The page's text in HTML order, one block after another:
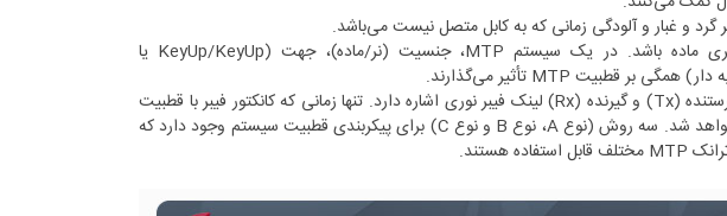
گرد و غبار و آلودگی زمانی که به کابل متصل نیست می‌باشد.
برای اتصال دو کانکتورMTP، یک کانکتور باید نر و دیگری ماده باشد. در یک سیستم MTP، جنسیت (نر/ماده)، جهت (KeyUp/KeyUp یا
قطبیت (Pinout) در ارتباطات فیبر نوری به همخوانی بین فرستنده (Tx) و گیرنده (Rx) لینک فیبر نوری اشاره دارد. تنها زمانی که کانکتور فیبر با قطبیت
صحیح وصل شود، فرآیند انتقال دیتا به صورت عادی انجام خواهد شد. سه روش (نوع A، نوع B و نوع C) برای پیکربندی قطبیت سیستم وجود دارد که